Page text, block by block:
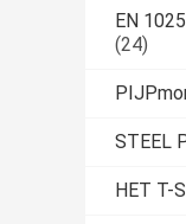
EN
(24)
STEEL
HET T-